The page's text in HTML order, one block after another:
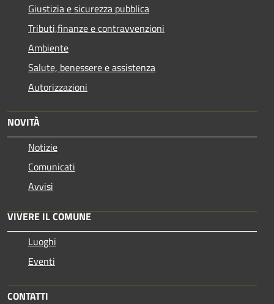
Giustizia e sicurezza pubblica
Tributi,finanze e contravvenzioni
Ambiente
Salute, benessere e assistenza
Autorizzazioni
NOVITÀ
Notizie
Comunicati
Avvisi
VIVERE IL COMUNE
Luoghi
Eventi
CONTATTI